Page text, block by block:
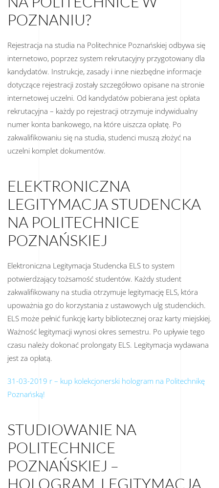
POZNANIU?
Rejestracja na studia na Politechnice Poznańskiej odbywa się
internetowo, poprzez system rekrutacyjny przygotowany dla
kandydatów. Instrukcje, zasady i inne niezbędne informacje
dotyczące rejestracji zostały szczegółowo opisane na stronie
internetowej uczelni. Od kandydatów pobierana jest opłata
rekrutacyjna – każdy po rejestracji otrzymuje indywidualny
numer konta bankowego, na które uiszcza opłatę. Po
zakwalifikowaniu się na studia, studenci muszą złożyć na
uczelni komplet dokumentów.
ELEKTRONICZNA
LEGITYMACJA STUDENCKA
NA POLITECHNICE
POZNAŃSKIEJ
Elektroniczna Legitymacja Studencka ELS to system
potwierdzający tożsamość studentów. Każdy student
zakwalifikowany na studia otrzymuje legitymację ELS, która
upoważnia go do korzystania z ustawowych ulg studenckich.
ELS może pełnić funkcję karty bibliotecznej oraz karty miejskiej.
Ważność legitymacji wynosi okres semestru. Po upływie tego
czasu należy dokonać prolongaty ELS. Legitymacja wydawana
jest za opłatą.
31-03-2019 r – kup kolekcjonerski hologram na Politechnikę
Poznańską!
STUDIOWANIE NA
POLITECHNICE
POZNAŃSKIEJ –
HOLOGRAM, LEGITYMACJA